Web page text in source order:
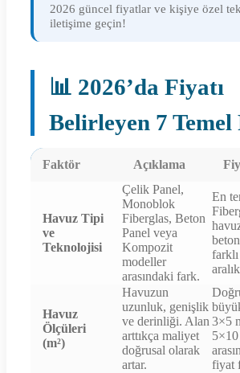
2026 güncel fiyatlar ve kişiye özel
iletişime geçin!
📊 2026’da Fiyatı
Belirleyen 7
Faktör Açıklama
Havuz Tipi
ve
Teknolojisi
Çelik Panel,
Monoblok
Fiberglas, Beton
Panel veya
Kompozit
modeller
arasındaki fark.
En
Havuz
Ölçüleri
(m²)
Havuzun
uzunluk, genişlik
ve derinliği. Alan
arttıkça maliyet
doğrusal olarak
artar.
3×5
fiyat